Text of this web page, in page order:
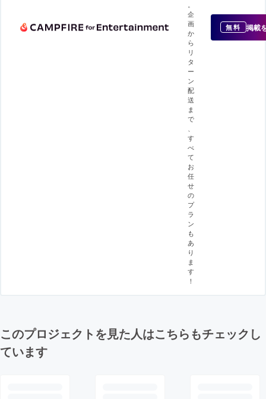
企
画
か
ら
リ
タ
ー
ン
配
送
ま
で
す
べ
て
お
任
せ
の
プ
ラ
ン
も
あ
り
ま
す
！
無料 掲載
このプロジェクトを見た人はこちらもチェックし
ています